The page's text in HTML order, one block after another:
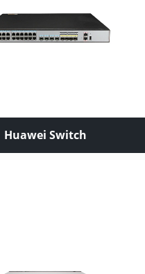
Huawei Switch